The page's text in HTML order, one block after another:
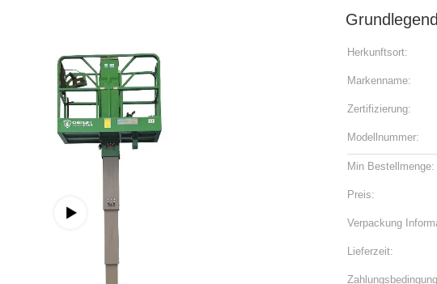
Herkunftsort:
Markenname:
Zertifizierung:
Modellnummer:
Min Bestellmenge:
Preis:
Verpackung
Lieferzeit: